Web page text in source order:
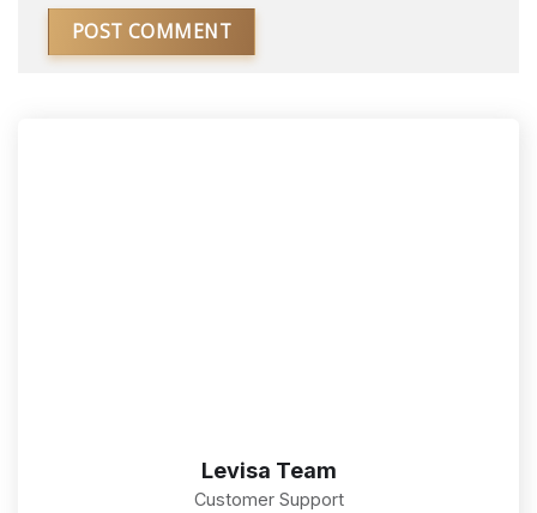
Levisa Team
Customer Support